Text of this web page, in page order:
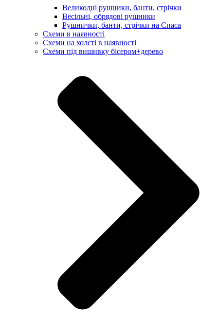
Великодні рушники, банти, стрічки
Весільні, обрядові рушники
Рушнички, банти, стрічки на Спаса
Схеми в наявності
Схеми на холсті в наявності
Схеми під вишивку бісером+дерево